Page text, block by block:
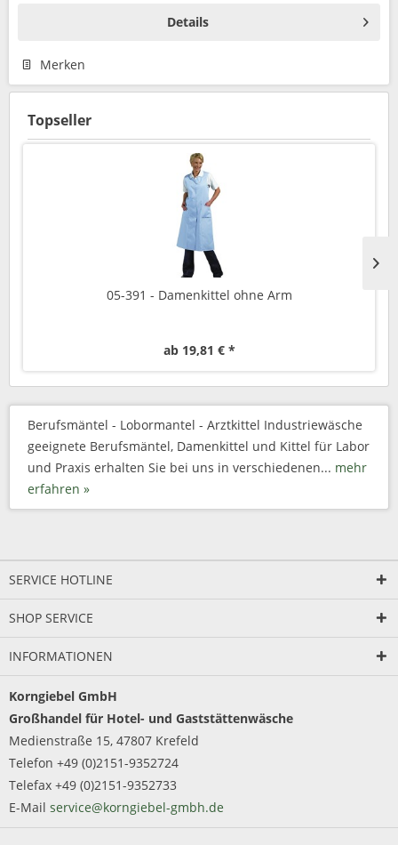
Details
Merken
Topseller
05-391 - Damenkittel ohne Arm
ab 19,81 € *
Berufsmäntel - Lobormantel - Arztkittel Industriewäsche
geeignete Berufsmäntel, Damenkittel und Kittel für Labor
und Praxis erhalten Sie bei uns in verschiedenen... mehr
erfahren »
SERVICE HOTLINE
SHOP SERVICE
INFORMATIONEN
Korngiebel GmbH
Großhandel für Hotel- und Gaststättenwäsche
Medienstraße 15, 47807 Krefeld
Telefon +49 (0)2151-9352724
Telefax +49 (0)2151-9352733
E-Mail service@korngiebel-gmbh.de